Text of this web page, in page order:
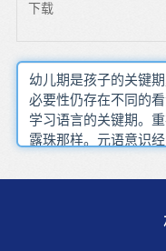
下载
幼儿期是孩子的关键
必要性仍存在不同的
学习语言的关键期。
露珠那样。元语意识
龄，同时也取决于支
鼓励孩子、同孩子一